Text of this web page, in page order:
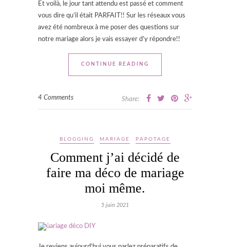
Et voilà, le jour tant attendu est passé et comment
vous dire qu’il était PARFAIT!! Sur les réseaux vous
avez été nombreux à me poser des questions sur
notre mariage alors je vais essayer d’y répondre!!
CONTINUE READING
4 Comments Share:
BLOGGING MARIAGE PAPOTAGE
Comment j’ai décidé de
faire ma déco de mariage
moi même.
5 juin 2021